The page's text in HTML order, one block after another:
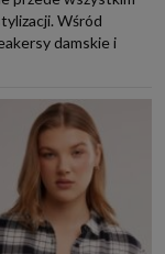
Wśród
damskie i